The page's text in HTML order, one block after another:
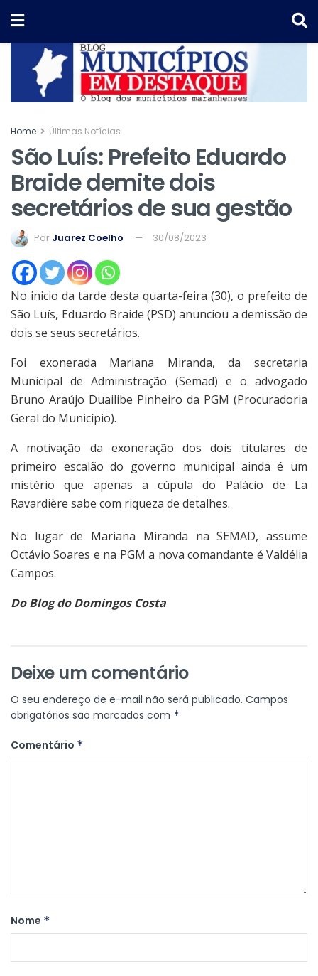
Home Últimas Notícias
São Luís: Prefeito Eduardo
Braide demite dois
secretários de sua gestão
Por Juarez Coelho 30/08/2023
No inicio da tarde desta quarta-feira (30), o prefeito de
São Luís, Eduardo Braide (PSD) anunciou a demissão de
dois se seus secretários.
Foi exonerada Mariana Miranda, da secretaria
Municipal de Administração (Semad) e o advogado
Bruno Araújo Duailibe Pinheiro da PGM (Procuradoria
Geral do Município).
A motivação da exoneração dos dois titulares de
primeiro escalão do governo municipal ainda é um
mistério que apenas a cúpula do Palácio de La
Ravardière sabe com riqueza de detalhes.
No lugar de Mariana Miranda na SEMAD, assume
Octávio Soares e na PGM a nova comandante é Valdélia
Campos.
Do Blog do Domingos Costa
Deixe um comentário
O seu endereço de e-mail não será publicado. Campos
obrigatórios são marcados com *
Comentário *
Nome *